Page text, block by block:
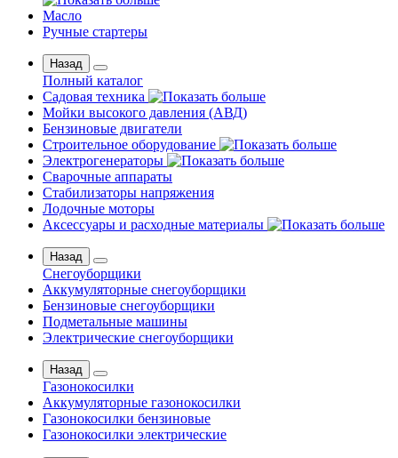
Масло
Ручные стартеры
Назад
Полный каталог
Садовая техника
Мойки высокого давления (АВД)
Бензиновые двигатели
Строительное оборудование
Электрогенераторы
Сварочные аппараты
Стабилизаторы напряжения
Лодочные моторы
Аксессуары и расходные материалы
Назад
Снегоуборщики
Аккумуляторные снегоуборщики
Бензиновые снегоуборщики
Подметальные машины
Электрические снегоуборщики
Назад
Газонокосилки
Аккумуляторные газонокосилки
Газонокосилки бензиновые
Газонокосилки электрические